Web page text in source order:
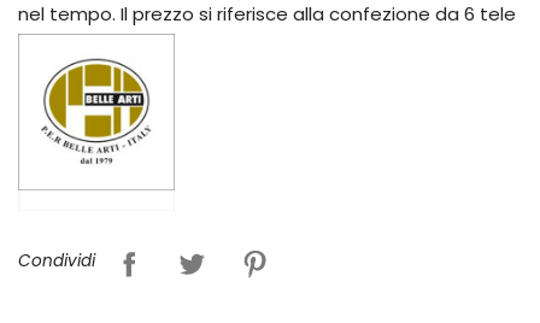
nel tempo. Il prezzo si riferisce alla confezione da 6 tele
Condividi